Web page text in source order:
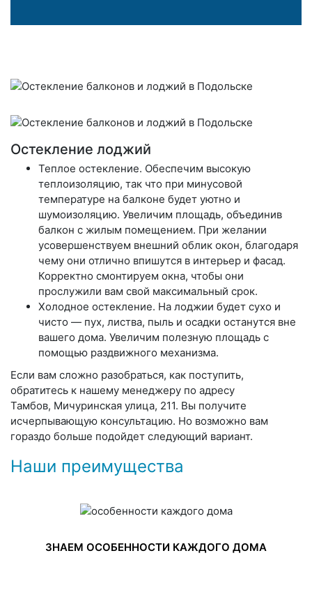
Остекление лоджий
Теплое остекление. Обеспечим высокую
теплоизоляцию, так что при минусовой
температуре на балконе будет уютно и
шумоизоляцию. Увеличим площадь, объединив
балкон с жилым помещением. При желании
усовершенствуем внешний облик окон, благодаря
чему они отлично впишутся в интерьер и фасад.
Корректно смонтируем окна, чтобы они
прослужили вам свой максимальный срок.
Холодное остекление. На лоджии будет сухо и
чисто — пух, листва, пыль и осадки останутся вне
вашего дома. Увеличим полезную площадь с
помощью раздвижного механизма.
Если вам сложно разобраться, как поступить,
обратитесь к нашему менеджеру по адресу
Тамбов, Мичуринская улица, 211. Вы получите
исчерпывающую консультацию. Но возможно вам
гораздо больше подойдет следующий вариант.
Наши преимущества
ЗНАЕМ ОСОБЕННОСТИ КАЖДОГО ДОМА